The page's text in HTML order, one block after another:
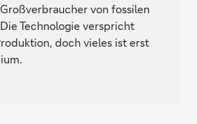
von fossilen
Technologie verspricht
doch vieles ist erst